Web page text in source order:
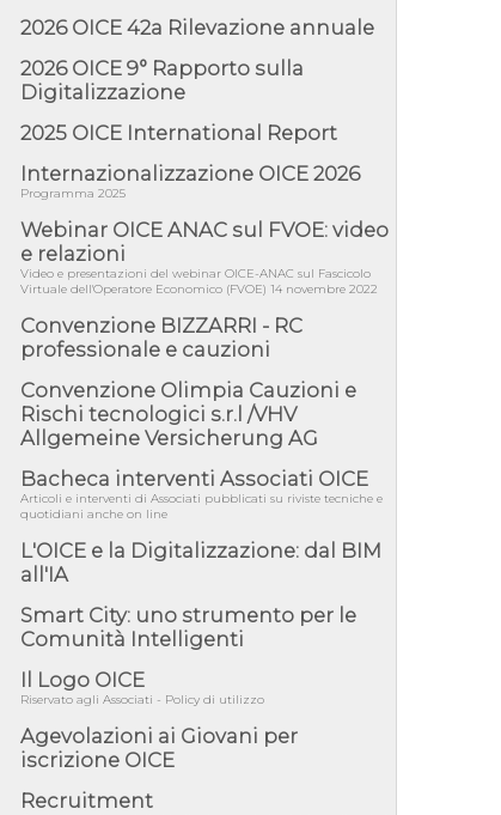
07/08/26 - Tunnel Brennero, dal Cipess via
libera al quinto lotto costr...
06/08/26 - Istat, produzione industriale in calo
dell'1% a giugno, su a...
06/08/26 - Dal 3 agosto in vigore l'obbligo di
energie rinnovabili con ...
06/08/26 - DL PA approvato in Cdm:
contributi per riqualificazione sism...
06/08/26 - CdM: approvato il d.lgs. di
adeguamento all’AI Act in mate...
06/08/26 - DDL delegazione europea in Cdm
per recepimento norme UE in m...
05/08/26 - DL Infrastrutture e PNRR è legge:
approvata oggi la fiducia...
05/08/26 - Focus OICE sul DDL di riforma
della responsabilità amminist...
05/08/26 - Anac: pubblicata la Relazione
illustrativa al Bando tipo 2 s...
05/08/26 - SAVE THE DATE: Assemblea
Pubblica Confindustria Professioni ...
05/08/26 - Successo OICE per il bando della
Città metropolitana di Reg...
Giunta Regionale della Campa...
04/08/26 - DL PA: previste cancellazioni da
04/08/26 - International Sustainable
04/08/26 - CdS, project financing: progetto di
fattibilità da impugnar...
04/08/26 - Rapporto Anac corruzione 2020-
2026 OICE 42a Rilevazione annuale
2026 OICE 9° Rapporto sulla
Digitalizzazione
2025 OICE International Report
Internazionalizzazione OICE 2026
Programma 2025
Webinar OICE ANAC sul FVOE: video
e relazioni
Video e presentazioni del webinar OICE-ANAC sul Fascicolo
Virtuale dell'Operatore Economico (FVOE) 14 novembre 2022
Convenzione BIZZARRI - RC
professionale e cauzioni
Convenzione Olimpia Cauzioni e
Rischi tecnologici s.r.l /VHV
Allgemeine Versicherung AG
Bacheca interventi Associati OICE
Articoli e interventi di Associati pubblicati su riviste tecniche e
quotidiani anche on line
L'OICE e la Digitalizzazione: dal BIM
all'IA
Smart City: uno strumento per le
Comunità Intelligenti
Il Logo OICE
Riservato agli Associati - Policy di utilizzo
Agevolazioni ai Giovani per
iscrizione OICE
Recruitment